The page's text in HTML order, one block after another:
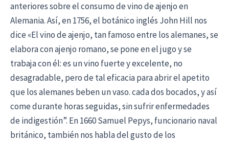
anteriores sobre el consumo de vino de ajenjo en
Alemania. Así, en 1756, el botánico inglés John Hill nos
dice «El vino de ajenjo, tan famoso entre los alemanes, se
elabora con ajenjo romano, se pone en el jugo y se
trabaja con él: es un vino fuerte y excelente, no
desagradable, pero de tal eficacia para abrir el apetito
que los alemanes beben un vaso. cada dos bocados, y así
come durante horas seguidas, sin sufrir enfermedades
de indigestión”. En 1660 Samuel Pepys, funcionario naval
británico, también nos habla del gusto de los